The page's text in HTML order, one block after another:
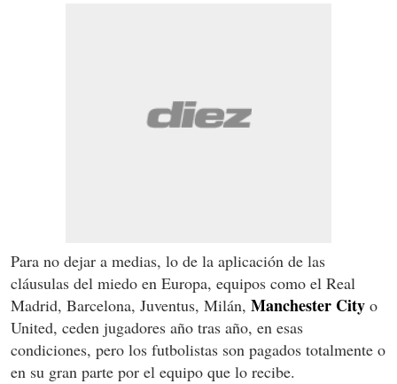
Para no dejar a medias, lo de la aplicación de las
cláusulas del miedo en Europa, equipos como el Real
Madrid, Barcelona, Juventus, Milán, Manchester City o
United, ceden jugadores año tras año, en esas
condiciones, pero los futbolistas son pagados totalmente o
en su gran parte por el equipo que lo recibe.